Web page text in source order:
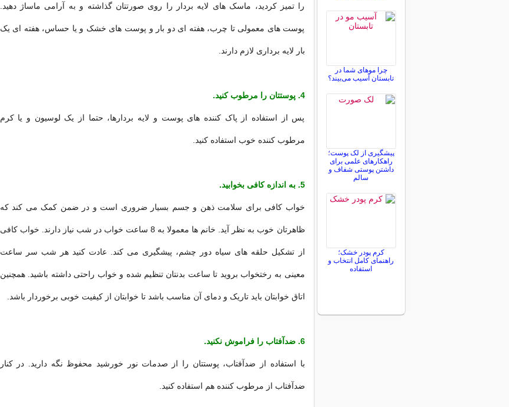
را تمیز کردید، ماسک های لایه بردار را روی صورتتان گذاشته و به آرامی ماساژ دهید.
پوست های معمولی تا چرب، هفته ای دو بار و پوست های خشک و یا حساس، هفته ای یک
بار لایه برداری لازم دارند.
4. پوستتان را مرطوب کنید.
پس از استفاده از پاک کننده های پوست و لایه بردارها، حتما از یک لوسیون و یا کرم
مرطوب کننده خوب استفاده کنید.
5. به اندازه کافی بخوابید.
خواب کافی برای سلامت ذهن و جسم بسیار ضروری است و در ضمن کمک می کند که
ظاهرتان خوب به نظر آید. خانم ها معمولا به 8 ساعت خواب در شب نیاز دارند. خواب کافی
از تشکیل حلقه های سیاه دور چشم، پیشگیری می کند. عادت کنید هر شب سر ساعت
معینی به رختخواب بروید تا ساعت بدنتان تنظیم شده و خواب راحتی داشته باشید. همچنین
اتاق خوابتان باید تاریک و دمای آن مناسب باشد تا خوابتان از کیفیت خوبی برخوردار باشد.
6. ضدآفتاب را فراموش نکنید.
با استفاده از ضدآفتاب، پوستتان را از صدمات نور خورشید محفوظ نگه دارید. در کنار
ضدآفتاب از مرطوب کننده هم استفاده کنید.
چرا موهای شما در
تابستان آسیب می‌بیند؟
پیشگیری از لک پوست؛
راهکارهای علمی برای
داشتن پوستی شفاف و
سالم
کرم پودر خشک؛
راهنمای کامل انتخاب و
استفاده